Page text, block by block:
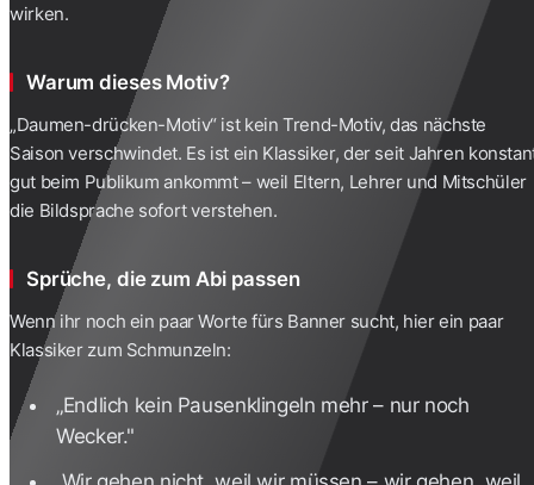
wirken.
Warum dieses Motiv?
„Daumen-drücken-Motiv“ ist kein Trend-Motiv, das nächste
Saison verschwindet. Es ist ein Klassiker, der seit Jahren
gut beim Publikum ankommt – weil Eltern, Lehrer und Mitschüler
die Bildsprache sofort verstehen.
Sprüche, die zum Abi passen
Wenn ihr noch ein paar Worte fürs Banner sucht, hier ein paar
Klassiker zum Schmunzeln:
„Endlich kein Pausenklingeln mehr – nur noch
Wecker."